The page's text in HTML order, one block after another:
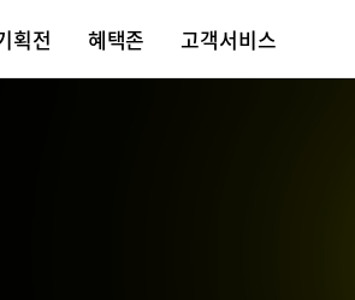
획전 혜택존 고객서비스